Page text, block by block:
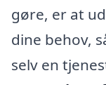
gøre, er at
dine behov,
selv en